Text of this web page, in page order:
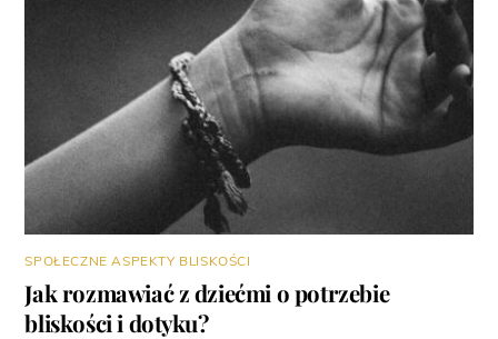
SPOŁECZNE ASPEKTY BLISKOŚCI
Jak rozmawiać z dziećmi o potrzebie
bliskości i dotyku?